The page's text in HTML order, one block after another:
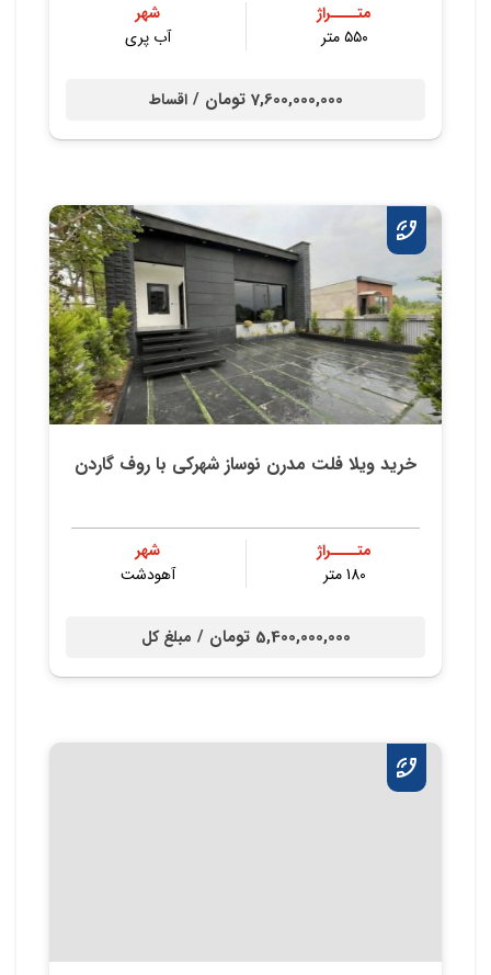
متــــراژ
۵۵۰ متر
شهر
آب پری
7,600,000,000 تومان / اقساط
خريد ویلا فلت مدرن نوساز شهركي با روف گاردن
متــــراژ
180 متر
شهر
آهودشت
5,400,000,000 تومان / مبلغ کل